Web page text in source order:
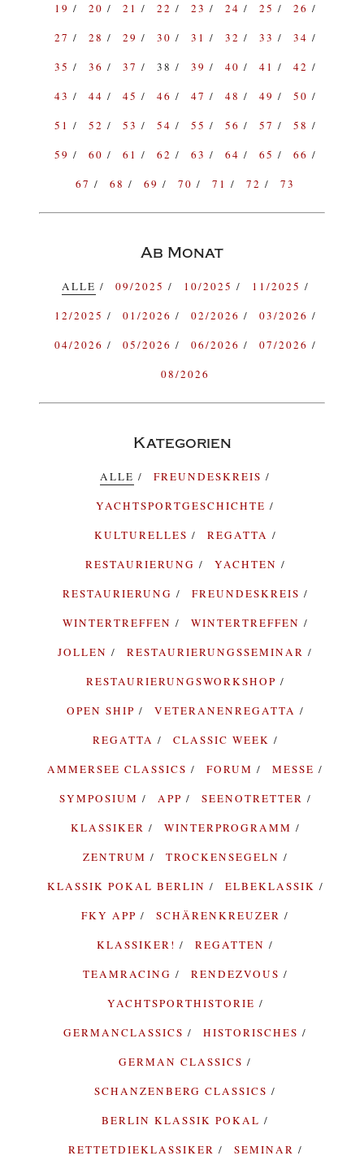
19 20 21 22 23 24 25
26
27
28 29 30 31 32 33
34
35
36 37 38 39 40 41
42
43
44 45 46 47 48 49
50
51
52 53 54 55 56 57
58
59
60 61 62 63 64 65
66
67
68 69 70 71 72 73
Ab Monat
ALLE 09/2025 10/2025
11/2025
12/2025
01/2026 02/2026
03/2026
04/2026
05/2026 06/2026
07/2026
08/2026
Kategorien
ALLE
FREUNDESKREIS
YACHTSPORTGESCHICHTE
KULTURELLES
REGATTA
RESTAURIERUNG
YACHTEN
RESTAURIERUNG
FREUNDESKREIS
WINTERTREFFEN
WINTERTREFFEN
JOLLEN
RESTAURIERUNGSSEMINAR
RESTAURIERUNGSWORKSHOP
OPEN SHIP
VETERANENREGATTA
REGATTA
CLASSIC WEEK
AMMERSEE CLASSICS
FORUM
MESSE
SYMPOSIUM
APP
SEENOTRETTER
KLASSIKER
WINTERPROGRAMM
ZENTRUM
TROCKENSEGELN
KLASSIK POKAL BERLIN
ELBEKLASSIK
FKY APP
SCHÄRENKREUZER
KLASSIKER!
REGATTEN
TEAMRACING
RENDEZVOUS
YACHTSPORTHISTORIE
GERMANCLASSICS
HISTORISCHES
GERMAN CLASSICS
SCHANZENBERG CLASSICS
BERLIN KLASSIK POKAL
RETTETDIEKLASSIKER
SEMINAR